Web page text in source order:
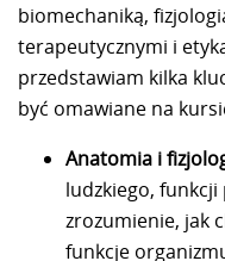
biomechaniką,
terapeutycznymi i
przedstawiam kilka
być omawiane na
Anatomia i
ludzkiego, funkcji
zrozumienie, jak
funkcje